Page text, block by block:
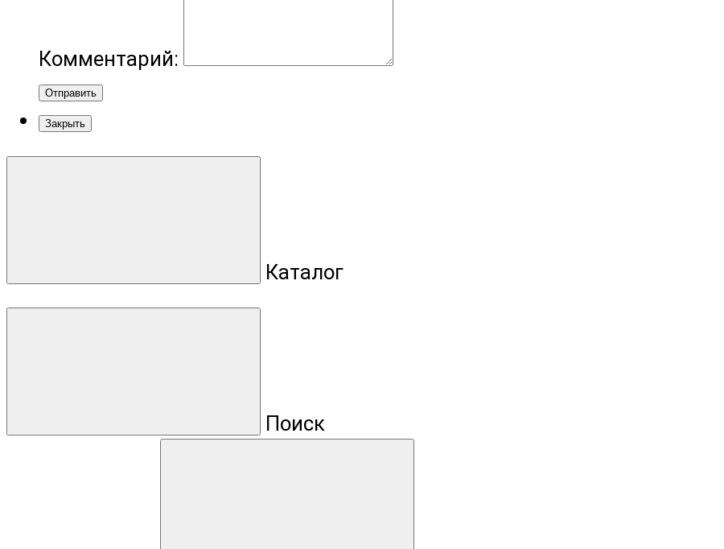
Комментарий:
Отправить
Закрыть
Каталог
Поиск